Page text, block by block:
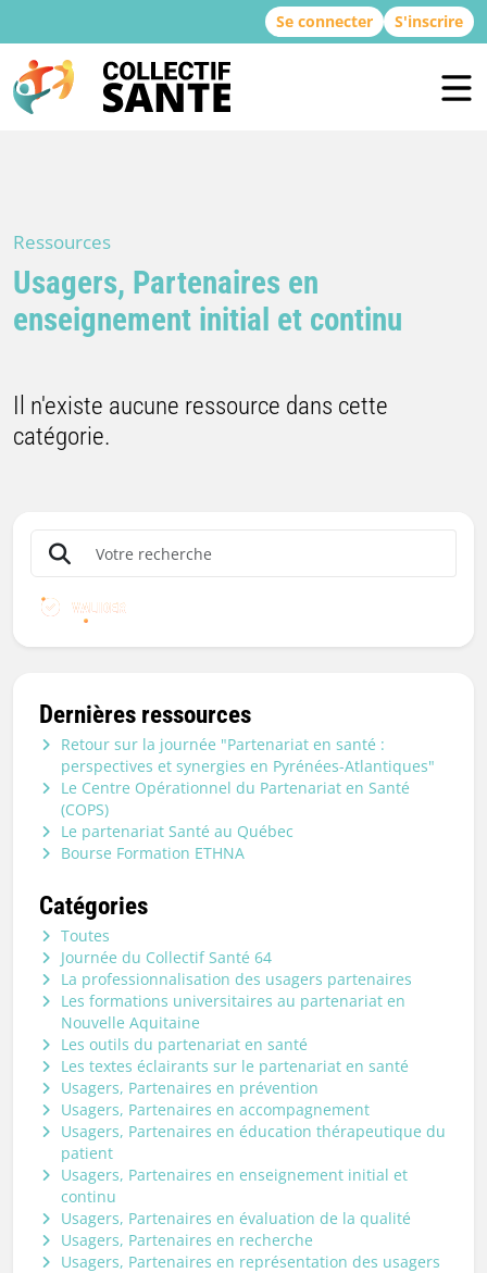
Se connecter S'inscrire
Ressources
Usagers, Partenaires en
enseignement initial et continu
Il n'existe aucune ressource dans cette
catégorie.
VALIDER
Dernières ressources
Retour sur la journée "Partenariat en santé :
perspectives et synergies en Pyrénées-Atlantiques"
Le Centre Opérationnel du Partenariat en Santé
(COPS)
Le partenariat Santé au Québec
Bourse Formation ETHNA
Catégories
Toutes
Journée du Collectif Santé 64
La professionnalisation des usagers partenaires
Les formations universitaires au partenariat en
Nouvelle Aquitaine
Les outils du partenariat en santé
Les textes éclairants sur le partenariat en santé
Usagers, Partenaires en prévention
Usagers, Partenaires en accompagnement
Usagers, Partenaires en éducation thérapeutique du
patient
Usagers, Partenaires en enseignement initial et
continu
Usagers, Partenaires en évaluation de la qualité
Usagers, Partenaires en recherche
Usagers, Partenaires en représentation des usagers